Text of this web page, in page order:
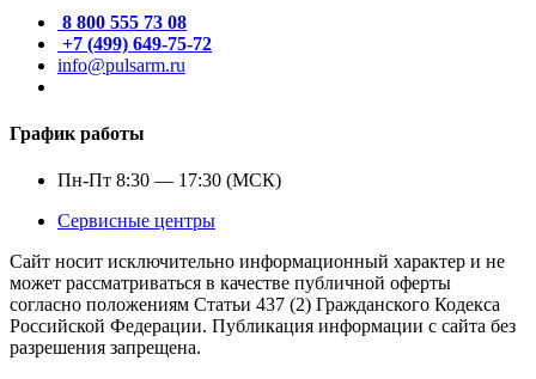
8 800 555 73 08
+7 (499) 649-75-72
info@pulsarm.ru
График работы
Пн-Пт 8:30 — 17:30 (МСК)
Сервисные центры
Сайт носит исключительно информационный характер и не
может рассматриваться в качестве публичной оферты
согласно положениям Статьи 437 (2) Гражданского Кодекса
Российской Федерации. Публикация информации с сайта без
разрешения запрещена.